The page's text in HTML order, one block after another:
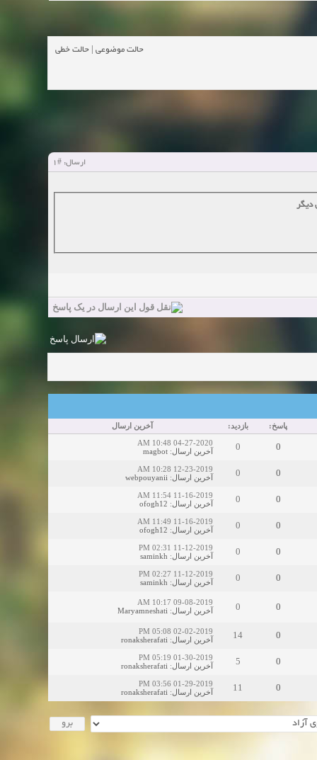
حالت موضوعی| حالت خطی
ارسال:#1
پاسخ: بازدید: آخرین ارسال
0
0
04-27-2020 10:48 AM
آخرین ارسال:
magbot
0
0
12-23-2019 10:28 AM
آخرین ارسال:
webpouyanii
0
0
11-16-2019 11:54 AM
آخرین ارسال:
ofogh12
0
0
11-16-2019 11:49 AM
آخرین ارسال:
ofogh12
0
0
11-12-2019 02:31 PM
آخرین ارسال:
saminkh
0
0
11-12-2019 02:27 PM
آخرین ارسال:
saminkh
0
0
09-08-2019 10:17 AM
آخرین ارسال:
Maryamneshati
0
14
02-02-2019 05:08 PM
آخرین ارسال:
ronaksherafati
0
5
01-30-2019 05:19 PM
آخرین ارسال:
ronaksherafati
0
11
01-29-2019 03:56 PM
آخرین ارسال:
ronaksherafati